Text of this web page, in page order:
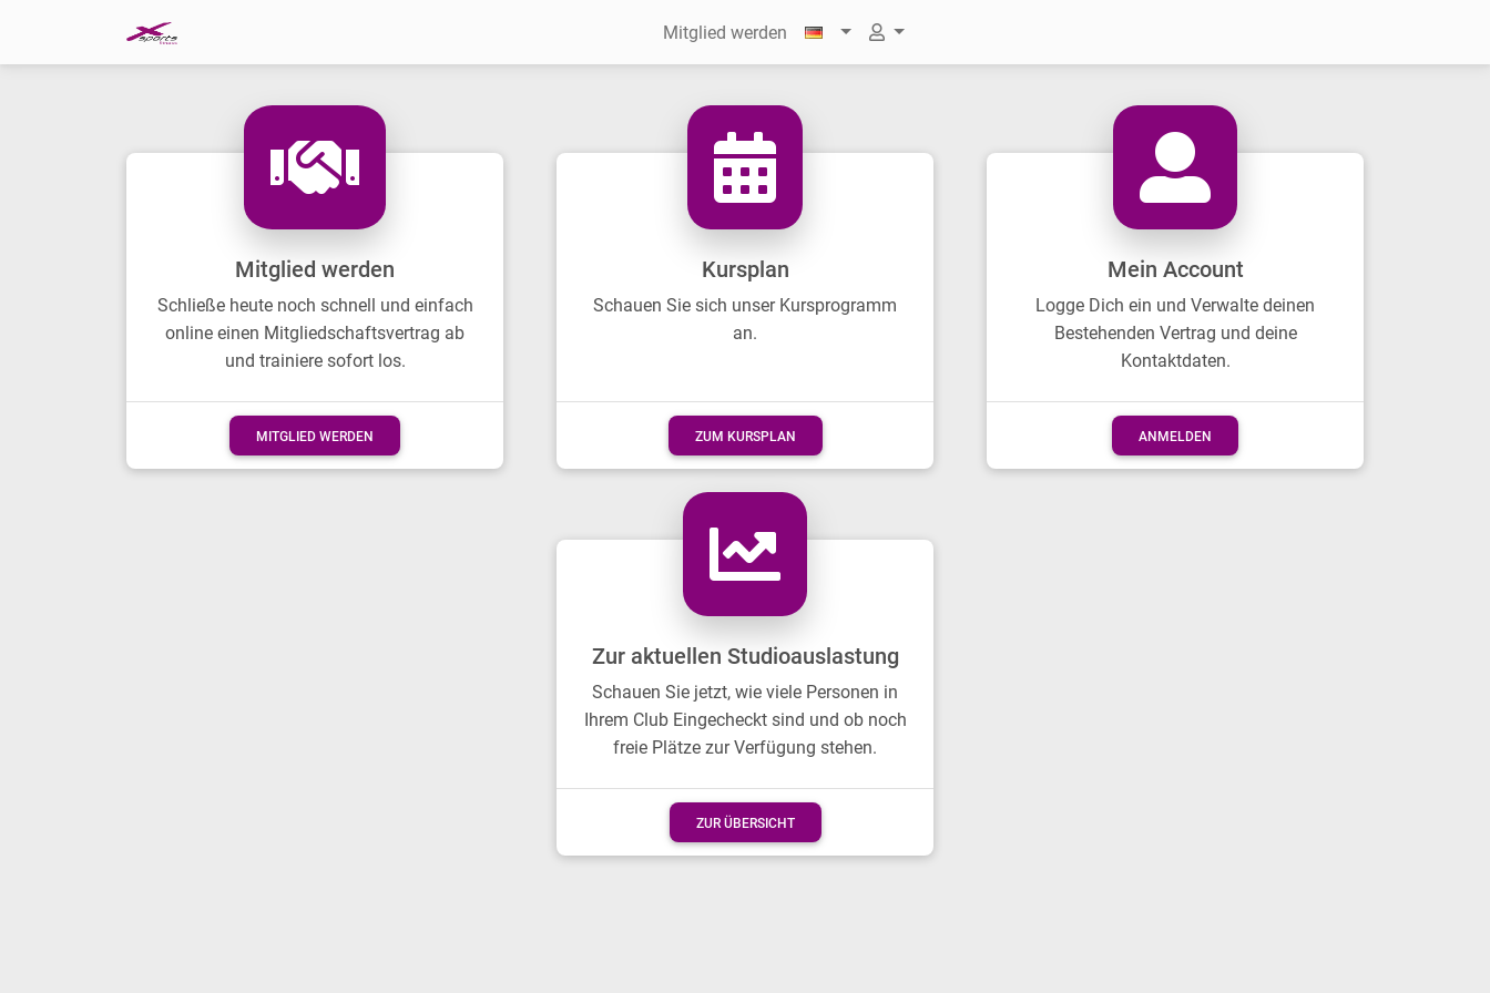
Mitglied werden
Mitglied werden
Schließe heute noch schnell und einfach
online einen Mitgliedschaftsvertrag ab
und trainiere sofort los.
MITGLIED WERDEN
Kursplan
Schauen Sie sich unser Kursprogramm
an.
ZUM KURSPLAN
Mein Account
Logge Dich ein und Verwalte deinen
Bestehenden Vertrag und deine
Kontaktdaten.
ANMELDEN
Zur aktuellen Studioauslastung
Schauen Sie jetzt, wie viele Personen in
Ihrem Club Eingecheckt sind und ob noch
freie Plätze zur Verfügung stehen.
ZUR ÜBERSICHT